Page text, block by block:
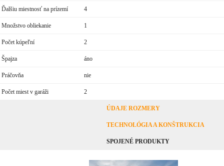
Ďalšiu miestnosť na prízemí 4
Množstvo obliekanie 1
Počet kúpeľní 2
Špajza áno
Práčovňa nie
Počet miest v garáži 2
ÚDAJE ROZMERY
TECHNOLÓGIA A KONŠTRUKCIA
SPOJENÉ PRODUKTY